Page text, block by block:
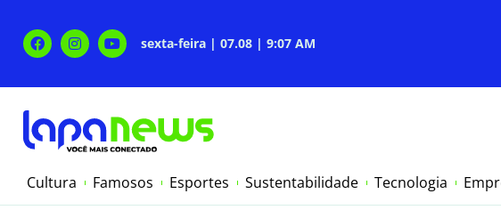
sexta-feira | 07.08 | 9:07 AM
Cultura Famosos Esportes Sustentabilidade Tecnologia